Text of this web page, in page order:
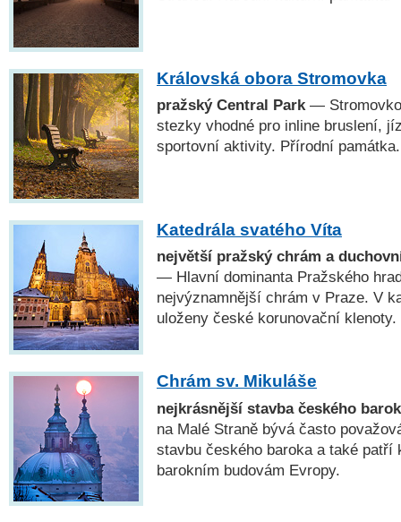
Královská obora Stromovka
pražský Central Park —
stezky vhodné pro inline bruslení,
sportovní aktivity. Přírodní památka.
Katedrála svatého Víta
největší pražský chrám a
— Hlavní dominanta Pražského
nejvýznamnější chrám v Praze. V
uloženy české korunovační klenoty.
Chrám sv. Mikuláše
nejkrásnější stavba českého
na Malé Straně bývá často
stavbu českého baroka a také patří
barokním budovám Evropy.